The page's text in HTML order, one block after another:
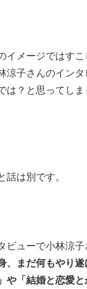
イメージではす
涼子さんのイン
は？と思ってし
話は別です。
ビューで小林涼
、まだ何もやり
や「結婚と恋愛